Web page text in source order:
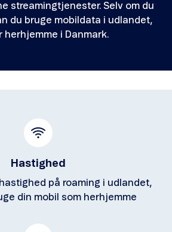
streamingtjenester. Selv om du
du bruge mobildata i udlandet,
herhjemme i Danmark.
Hastighed
på roaming i udlandet,
din mobil som herhjemme